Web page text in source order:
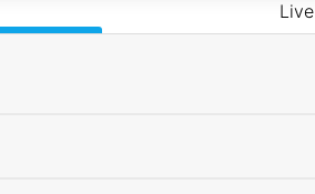
Live